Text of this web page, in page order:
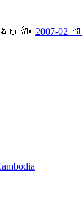
ស្តាំ៖ 2007-